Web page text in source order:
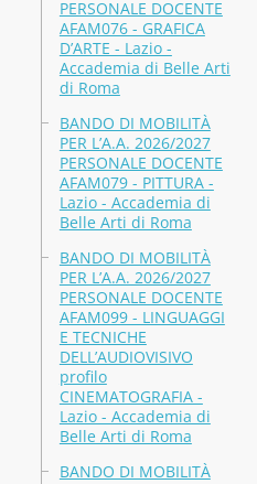
PERSONALE DOCENTE
AFAM076 - GRAFICA
D’ARTE - Lazio -
Accademia di Belle Arti
di Roma
BANDO DI MOBILITÀ
PER L’A.A. 2026/2027
PERSONALE DOCENTE
AFAM079 - PITTURA -
Lazio - Accademia di
Belle Arti di Roma
BANDO DI MOBILITÀ
PER L’A.A. 2026/2027
PERSONALE DOCENTE
AFAM099 - LINGUAGGI
E TECNICHE
DELL’AUDIOVISIVO
profilo
CINEMATOGRAFIA -
Lazio - Accademia di
Belle Arti di Roma
BANDO DI MOBILITÀ